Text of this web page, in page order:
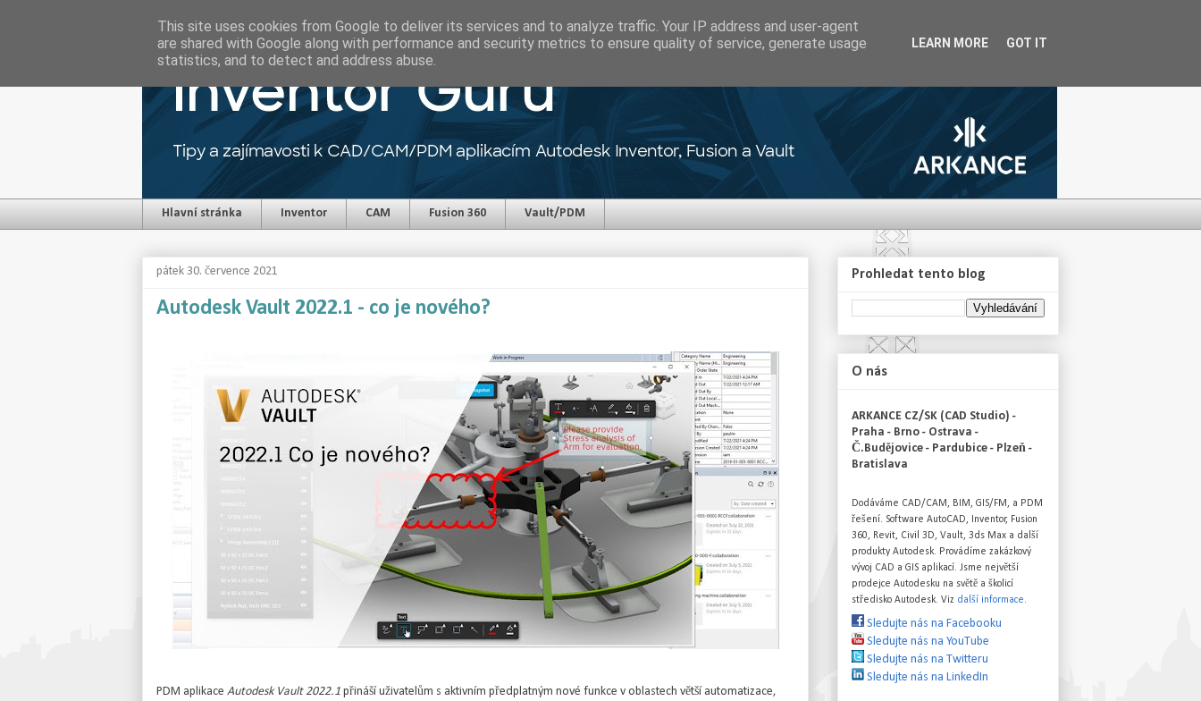
Hlavní stránka Inventor CAM Fusion 360 Vault/PDM
pátek 30. července 2021
Autodesk Vault 2022.1 - co je nového?
PDM aplikace Autodesk Vault 2022.1 přináší uživatelům s aktivním předplatným nové funkce v oblastech větší automatizace,
Prohledat tento blog
O nás
ARKANCE CZ/SK (CAD Studio) -
Praha - Brno - Ostrava -
Č.Budějovice - Pardubice - Plzeň -
Bratislava
Dodáváme CAD/CAM, BIM, GIS/FM, a PDM
řešení. Software AutoCAD, Inventor, Fusion
360, Revit, Civil 3D, Vault, 3ds Max a další
produkty Autodesk. Provádíme zakázkový
vývoj CAD a GIS aplikací. Jsme největší
prodejce Autodesku na světě a školicí
středisko Autodesk. Viz další informace.
Sledujte nás na Facebooku
Sledujte nás na YouTube
Sledujte nás na Twitteru
Sledujte nás na LinkedIn
This site uses cookies from Google to deliver its services and to analyze traffic. Your IP address and user-agent
are shared with Google along with performance and security metrics to ensure quality of service, generate usage
statistics, and to detect and address abuse.
LEARN MORE GOT IT